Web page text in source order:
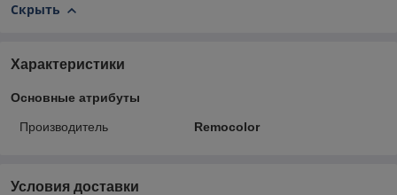
Скрыть
Характеристики
Основные атрибуты
Производитель Remocolor
Условия доставки